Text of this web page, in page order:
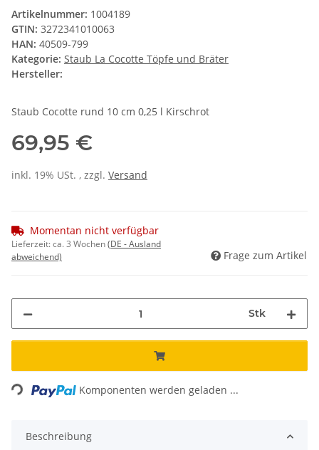
Artikelnummer: 1004189
GTIN: 3272341010063
HAN: 40509-799
Kategorie: Staub La Cocotte Töpfe und Bräter
Hersteller:
Staub Cocotte rund 10 cm 0,25 l Kirschrot
69,95 €
inkl. 19% USt. , zzgl. Versand
Momentan nicht verfügbar
Lieferzeit:ca. 3 Wochen(DE - Ausland
abweichend)
Frage zum Artikel
Stk
Loading... Komponenten werden geladen ...
Beschreibung